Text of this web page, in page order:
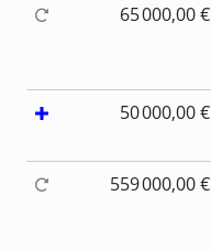
65 000,00 €
50 000,00 €
559 000,00 €